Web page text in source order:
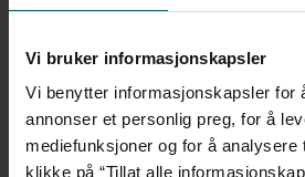
Vi bruker informasjonskapsler
Vi benytter informasjonskapsler for
annonser et personlig preg, for å
mediefunksjoner og for å analysere
klikke på “Tillat alle